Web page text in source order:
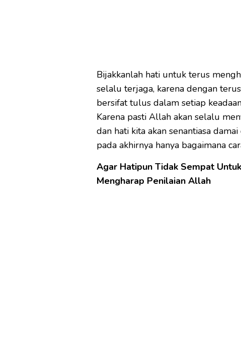
Bijakkanlah hati untuk terus
selalu terjaga, karena dengan
bersifat tulus dalam setiap
Karena pasti Allah akan selalu
dan hati kita akan senantiasa
pada akhirnya hanya bagaimana
Agar Hatipun Tidak Sempat
Mengharap Penilaian Allah